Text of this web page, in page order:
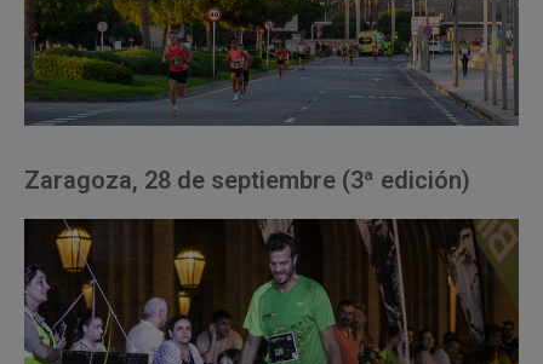
Zaragoza, 28 de septiembre (3ª edición)